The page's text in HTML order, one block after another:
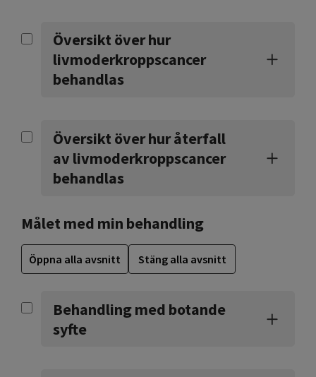
Översikt över hur
livmoderkroppscancer
behandlas
Översikt över hur återfall
av livmoderkroppscancer
behandlas
Målet med min behandling
Öppna alla avsnitt Stäng alla avsnitt
Behandling med botande
syfte